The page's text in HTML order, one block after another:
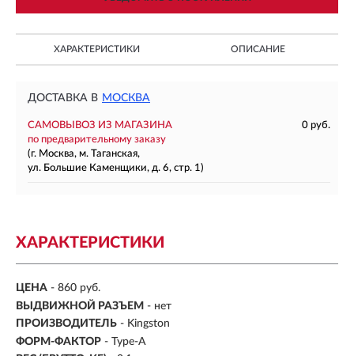
ХАРАКТЕРИСТИКИ ОПИСАНИЕ
ДОСТАВКА В МОСКВА
САМОВЫВОЗ ИЗ МАГАЗИНА
0 руб.
по предварительному заказу
(г. Москва, м. Таганская,
ул. Большие Каменщики, д. 6, стр. 1)
ХАРАКТЕРИСТИКИ
ЦЕНА - 860 руб.
ВЫДВИЖНОЙ РАЗЪЕМ - нет
ПРОИЗВОДИТЕЛЬ - Kingston
ФОРМ-ФАКТОР - Type-A